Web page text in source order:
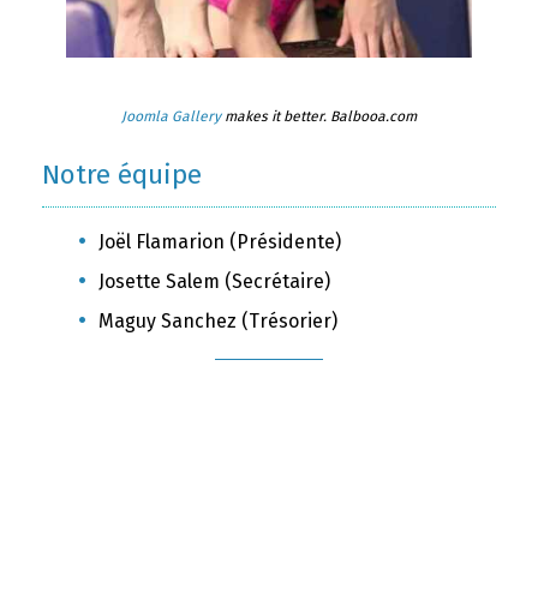
Joomla Gallerymakes it better. Balbooa.com
Notre équipe
Joël Flamarion (Présidente)
Josette Salem (Secrétaire)
Maguy Sanchez (Trésorier)